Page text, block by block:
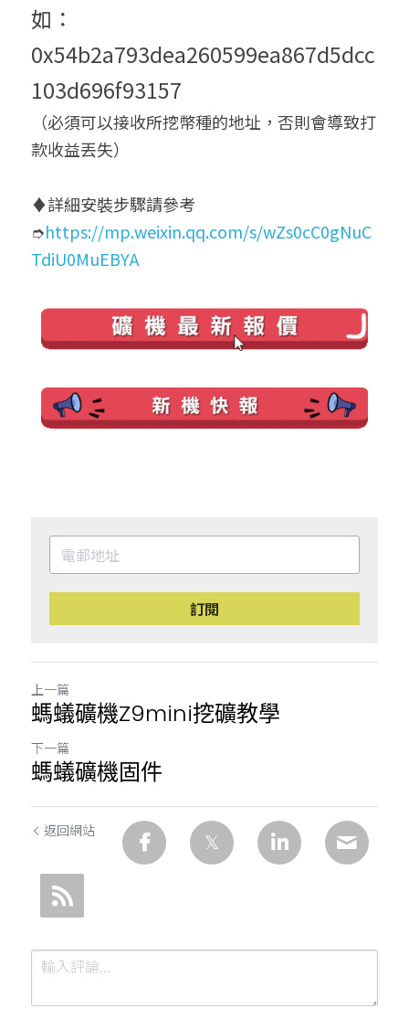
如：
0x54b2a793dea260599ea867d5dcc
103d696f93157
（必須可以接收所挖幣種的地址，否則會導致打
款收益丟失）
♦詳細安裝步驟請參考
➮https://mp.weixin.qq.com/s/wZs0cC0gNuC
TdiU0MuEBYA
訂閱
上一篇
螞蟻礦機Z9mini挖礦教學
下一篇
螞蟻礦機固件
返回網站